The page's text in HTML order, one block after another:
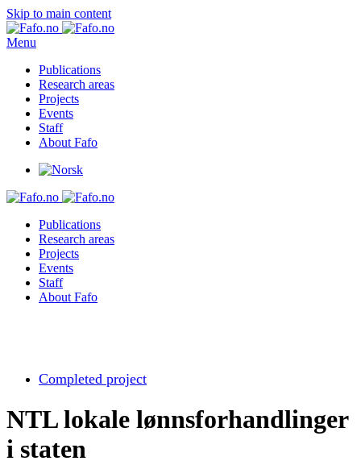
Skip to main content
Menu
Publications
Research areas
Projects
Events
Staff
About Fafo
Publications
Research areas
Projects
Events
Staff
About Fafo
Completed project
NTL lokale lønnsforhandlinger
i staten